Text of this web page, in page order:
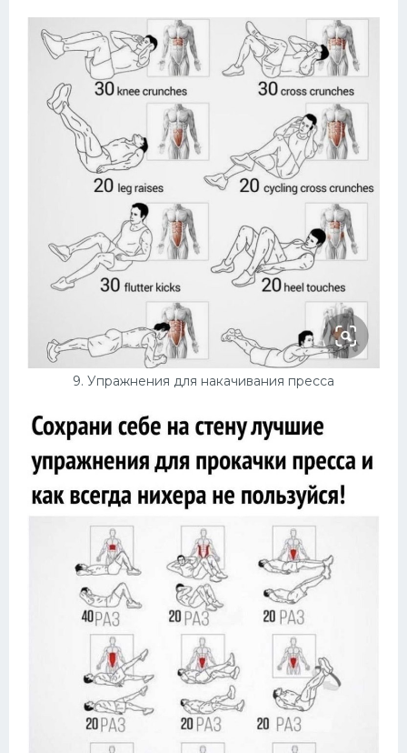
9. Упражнения для накачивания пресса